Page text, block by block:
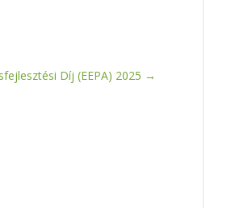
Díj (EEPA) 2025 →